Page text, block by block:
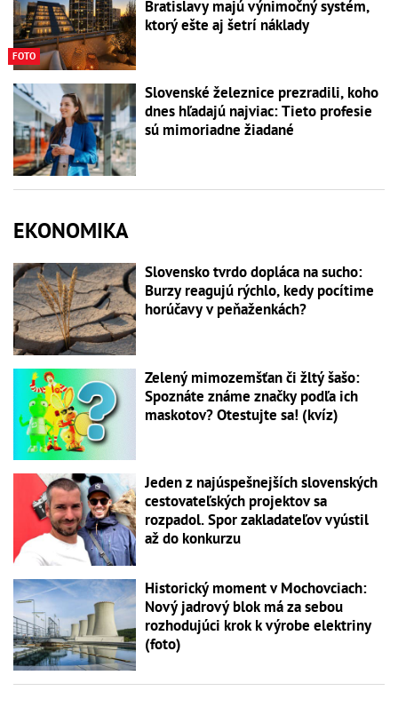
FOTO
Bratislavy majú výnimočný systém,
ktorý ešte aj šetrí náklady
Slovenské železnice prezradili, koho
dnes hľadajú najviac: Tieto profesie
sú mimoriadne žiadané
EKONOMIKA
Slovensko tvrdo dopláca na sucho:
Burzy reagujú rýchlo, kedy pocítime
horúčavy v peňaženkách?
Zelený mimozemšťan či žltý šašo:
Spoznáte známe značky podľa ich
maskotov? Otestujte sa! (kvíz)
Jeden z najúspešnejších slovenských
cestovateľských projektov sa
rozpadol. Spor zakladateľov vyústil
až do konkurzu
Historický moment v Mochovciach:
Nový jadrový blok má za sebou
rozhodujúci krok k výrobe elektriny
(foto)